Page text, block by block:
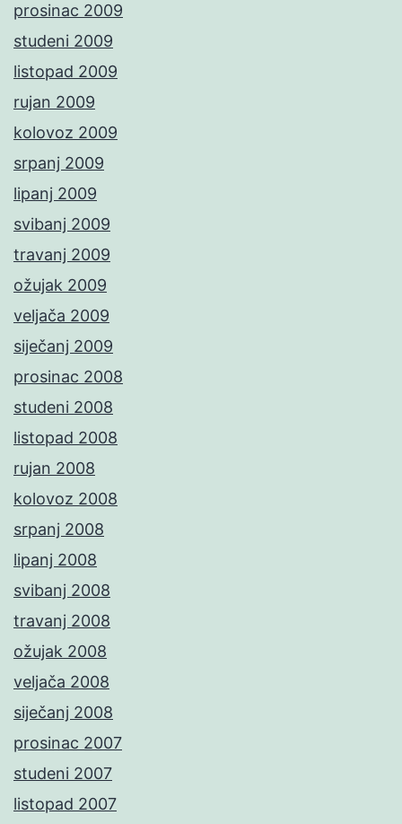
prosinac 2009
studeni 2009
listopad 2009
rujan 2009
kolovoz 2009
srpanj 2009
lipanj 2009
svibanj 2009
travanj 2009
ožujak 2009
veljača 2009
siječanj 2009
prosinac 2008
studeni 2008
listopad 2008
rujan 2008
kolovoz 2008
srpanj 2008
lipanj 2008
svibanj 2008
travanj 2008
ožujak 2008
veljača 2008
siječanj 2008
prosinac 2007
studeni 2007
listopad 2007